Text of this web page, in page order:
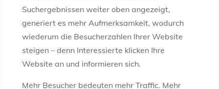
Suchergebnissen weiter oben angezeigt,
generiert es mehr Aufmerksamkeit, wodurch
wiederum die Besucherzahlen Ihrer Website
steigen – denn Interessierte klicken Ihre
Website an und informieren sich.
Mehr Besucher bedeuten mehr Traffic. Mehr